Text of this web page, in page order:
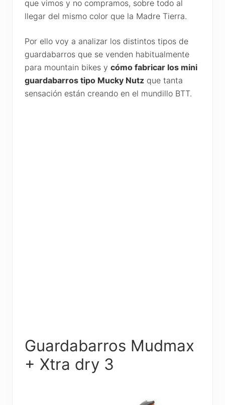
que vimos y no compramos, sobre todo al
llegar del mismo color que la Madre Tierra.
Por ello voy a analizar los distintos tipos de
guardabarros que se venden habitualmente
para mountain bikes y cómo fabricar los mini
guardabarros tipo Mucky Nutz que tanta
sensación están creando en el mundillo BTT.
Guardabarros Mudmax
+ Xtra dry 3